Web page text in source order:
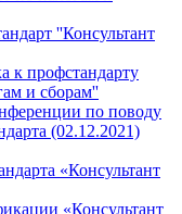
''Консультант
к профстандарту
и сборам''
по поводу
(02.12.2021)
«Консультант
«Консультант